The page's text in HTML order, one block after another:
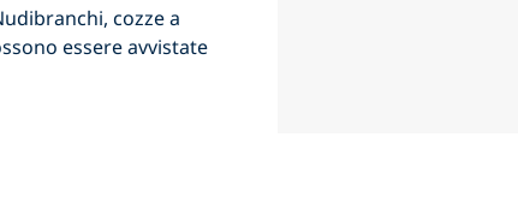
cozze a
essere avvistate